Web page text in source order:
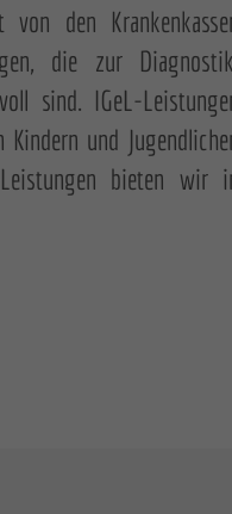
den
die zur
sind. IGeL-
und
Leistungen bieten wir